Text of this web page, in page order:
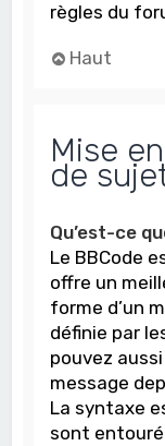
règles du
Haut
Mise
de
Qu’est-ce
Le BBCode
offre un
forme d’un
définie par
pouvez
message
La syntaxe
sont